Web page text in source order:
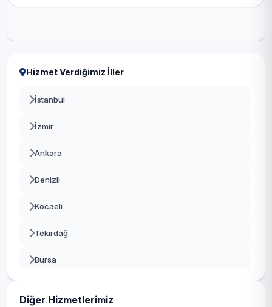
Hizmet Verdiğimiz İller
İstanbul
İzmir
Ankara
Denizli
Kocaeli
Tekirdağ
Bursa
Diğer Hizmetlerimiz